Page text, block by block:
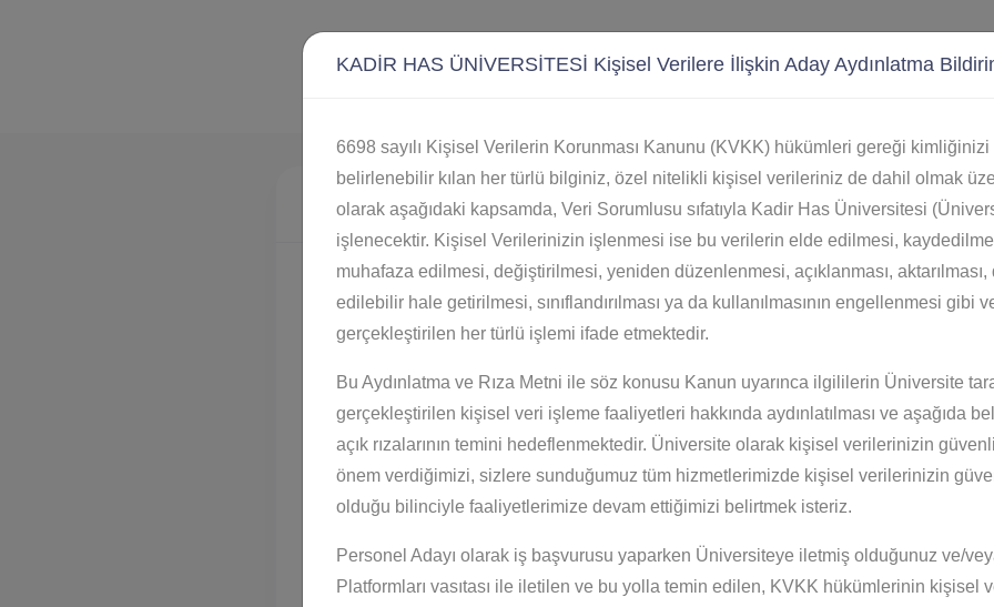
İDARİ BAŞVURU FORMU
Doğum Tarihi *
İLETİŞİM BİLGİLERİ
Eposta Adresi *
KADİR HAS ÜNİVERSİTESİ Kişisel Verilere İlişkin Aday Aydınlatma
6698 sayılı Kişisel Verilerin Korunması Kanunu (KVKK) hükümleri gereği
belirlenebilir kılan her türlü bilginiz, özel nitelikli kişisel verileriniz de dahil olmak
olarak aşağıdaki kapsamda, Veri Sorumlusu sıfatıyla Kadir Has Üniversitesi
işlenecektir. Kişisel Verilerinizin işlenmesi ise bu verilerin elde edilmesi,
muhafaza edilmesi, değiştirilmesi, yeniden düzenlenmesi, açıklanması, aktarılması,
edilebilir hale getirilmesi, sınıflandırılması ya da kullanılmasının engellenmesi gibi
gerçekleştirilen her türlü işlemi ifade etmektedir.
Bu Aydınlatma ve Rıza Metni ile söz konusu Kanun uyarınca ilgililerin Üniversite
gerçekleştirilen kişisel veri işleme faaliyetleri hakkında aydınlatılması ve aşağıda
açık rızalarının temini hedeflenmektedir. Üniversite olarak kişisel verilerinizin
önem verdiğimizi, sizlere sunduğumuz tüm hizmetlerimizde kişisel verilerinizin
olduğu bilinciyle faaliyetlerimize devam ettiğimizi belirtmek isteriz.
Personel Adayı olarak iş başvurusu yaparken Üniversiteye iletmiş olduğunuz ve/
Platformları vasıtası ile iletilen ve bu yolla temin edilen, KVKK hükümlerinin kişisel